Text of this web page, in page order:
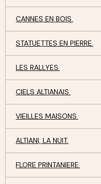
CANNES EN BOIS.
STATUETTES EN PIERRE.
LES RALLYES.
CIELS ALTIANAIS.
VIEILLES MAISONS.
ALTIANI, LA NUIT.
FLORE PRINTANIERE.